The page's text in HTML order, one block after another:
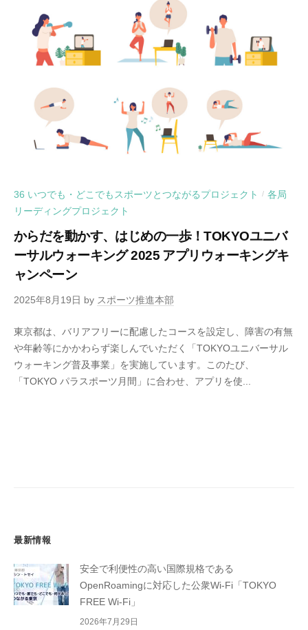
36 いつでも・どこでもスポーツとつながるプロジェクト / 各局
リーディングプロジェクト
からだを動かす、はじめの一歩！TOKYOユニバ
ーサルウォーキング 2025 アプリウォーキングキ
ャンペーン
2025年8月19日 by スポーツ推進本部
東京都は、バリアフリーに配慮したコースを設定し、障害の有無
や年齢等にかかわらず楽しんでいただく「TOKYOユニバーサル
ウォーキング普及事業」を実施しています。このたび、
「TOKYO パラスポーツ月間」に合わせ、アプリを使...
最新情報
安全で利便性の高い国際規格である
OpenRoamingに対応した公衆Wi-Fi「TOKYO
FREE Wi-Fi」
2026年7月29日